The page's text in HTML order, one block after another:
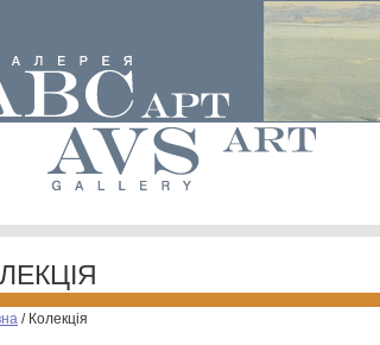
/ Колекція